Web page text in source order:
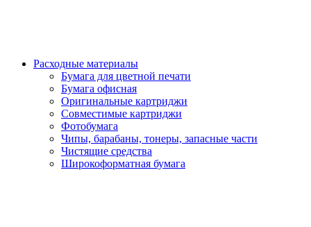
Расходные материалы
Бумага для цветной печати
Бумага офисная
Оригинальные картриджи
Совместимые картриджи
Фотобумага
Чипы, барабаны, тонеры, запасные части
Чистящие средства
Широкоформатная бумага